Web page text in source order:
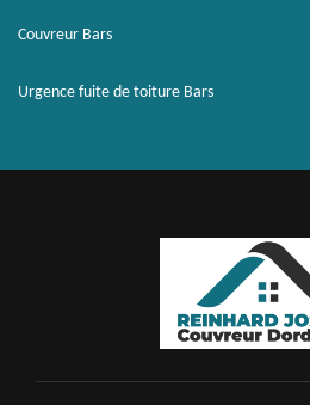
Couvreur Bars
Urgence fuite de toiture Bars